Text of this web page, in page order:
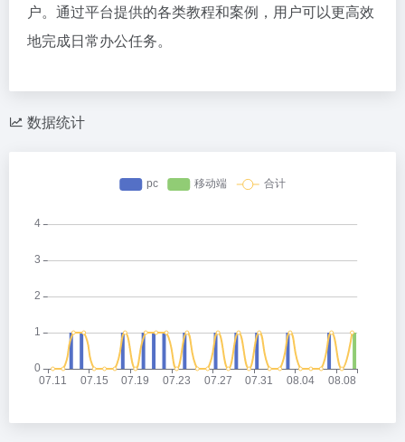
户。通过平台提供的各类教程和案例，用户可以更高效
地完成日常办公任务。
数据统计